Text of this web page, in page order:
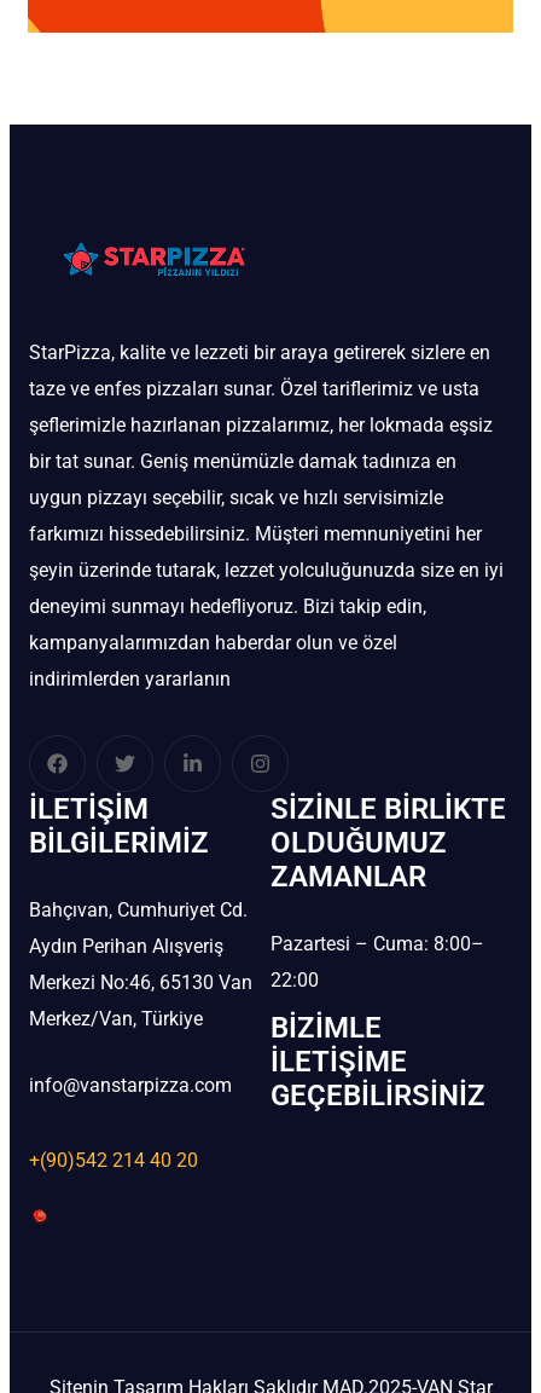
StarPizza, kalite ve lezzeti bir araya getirerek sizlere en
taze ve enfes pizzaları sunar. Özel tariflerimiz ve usta
şeflerimizle hazırlanan pizzalarımız, her lokmada eşsiz
bir tat sunar. Geniş menümüzle damak tadınıza en
uygun pizzayı seçebilir, sıcak ve hızlı servisimizle
farkımızı hissedebilirsiniz. Müşteri memnuniyetini her
şeyin üzerinde tutarak, lezzet yolculuğunuzda size en iyi
deneyimi sunmayı hedefliyoruz. Bizi takip edin,
kampanyalarımızdan haberdar olun ve özel
indirimlerden yararlanın
İLETIŞIM
BİLGILERIMIZ
Bahçıvan, Cumhuriyet Cd.
Aydın Perihan Alışveriş
Merkezi No:46, 65130 Van
Merkez/Van, Türkiye
info@vanstarpizza.com
+(90)542 214 40 20
SIZINLE BIRLIKTE
OLDUĞUMUZ
ZAMANLAR
Pazartesi – Cuma: 8:00–
22:00
BIZIMLE
İLETIŞIME
GEÇEBILIRSINIZ
Sitenin Tasarım Hakları Saklıdır MAD.2025-VAN Star